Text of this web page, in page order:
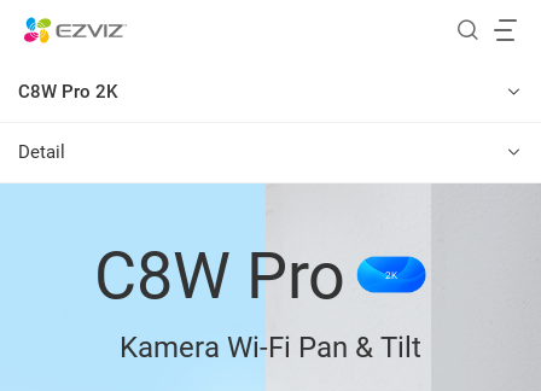
C8W Pro 2K
Detail
C8W Pro 2K
Kamera Wi-Fi Pan & Tilt